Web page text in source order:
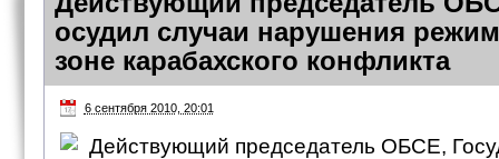
осудил случаи нарушения
зоне карабахского конфликта
6 сентября 2010, 20:01
Действующий председатель ОБСЕ,